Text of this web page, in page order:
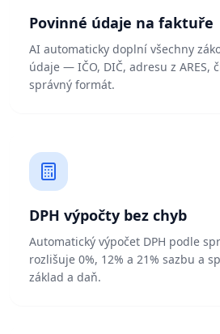
Povinné údaje na faktuře
AI automaticky doplní všechny
údaje — IČO, DIČ, adresu z ARES,
správný formát.
DPH výpočty bez chyb
Automatický výpočet DPH podle
rozlišuje 0%, 12% a 21% sazbu a
základ a daň.